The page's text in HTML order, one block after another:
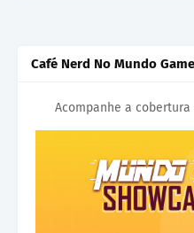
Café Nerd No Mundo
Acompanhe a